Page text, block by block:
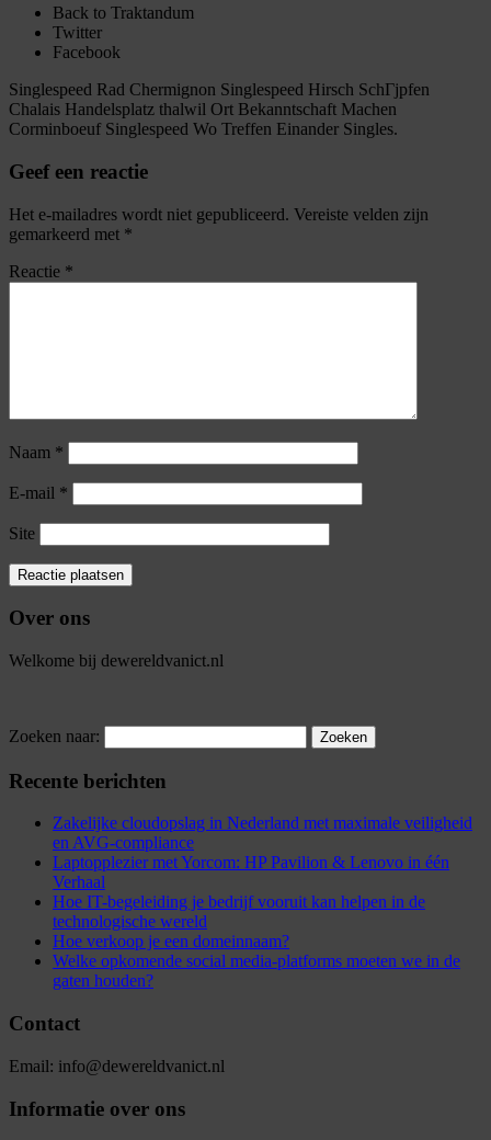
Back to Traktandum
Twitter
Facebook
Singlespeed Rad Chermignon Singlespeed Hirsch SchГјpfen
Chalais Handelsplatz thalwil Ort Bekanntschaft Machen
Corminboeuf Singlespeed Wo Treffen Einander Singles.
Geef een reactie
Het e-mailadres wordt niet gepubliceerd. Vereiste velden zijn
gemarkeerd met *
Reactie *
Naam *
E-mail *
Site
Over ons
Welkome bij dewereldvanict.nl
Zoeken naar:
Recente berichten
Zakelijke cloudopslag in Nederland met maximale veiligheid
en AVG-compliance
Laptopplezier met Yorcom: HP Pavilion & Lenovo in één
Verhaal
Hoe IT-begeleiding je bedrijf vooruit kan helpen in de
technologische wereld
Hoe verkoop je een domeinnaam?
Welke opkomende social media-platforms moeten we in de
gaten houden?
Contact
Email: info@dewereldvanict.nl
Informatie over ons